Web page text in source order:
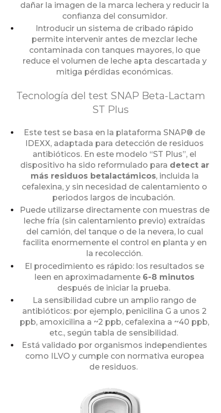
dañar la imagen de la marca lechera y reducir la
confianza del consumidor.
Introducir un sistema de cribado rápido
permite intervenir antes de mezclar leche
contaminada con tanques mayores, lo que
reduce el volumen de leche apta descartada y
mitiga pérdidas económicas.
Tecnología del test SNAP Beta-Lactam
ST Plus
Este test se basa en la plataforma SNAP® de
IDEXX, adaptada para detección de residuos
antibióticos. En este modelo “ST Plus”, el
dispositivo ha sido reformulado para detect ar
más residuos betalactámicos, incluida la
cefalexina, y sin necesidad de calentamiento o
periodos largos de incubación.
Puede utilizarse directamente con muestras de
leche fría (sin calentamiento previo) extraídas
del camión, del tanque o de la nevera, lo cual
facilita enormemente el control en planta y en
la recolección.
El procedimiento es rápido: los resultados se
leen en aproximadamente 6-8 minutos
después de iniciar la prueba.
La sensibilidad cubre un amplio rango de
antibióticos: por ejemplo, penicilina G a unos 2
ppb, amoxicilina a ~2 ppb, cefalexina a ~40 ppb,
etc., según tabla de sensibilidad.
Está validado por organismos independientes
como ILVO y cumple con normativa europea
de residuos.